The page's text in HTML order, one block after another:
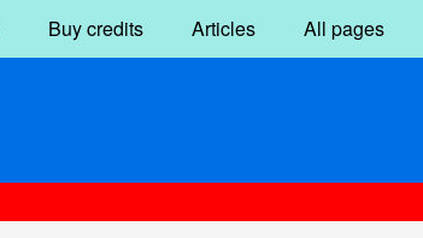
Buy credits Articles All pages